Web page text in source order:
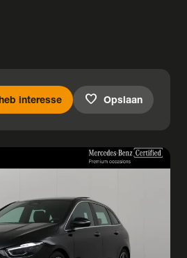
interesse favorite Opslaan